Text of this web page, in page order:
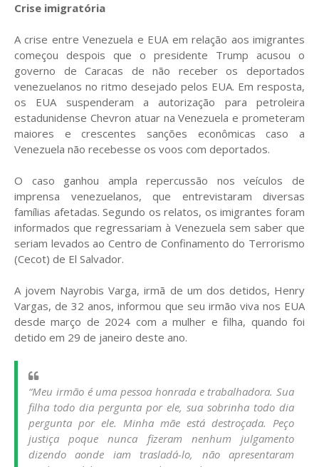
Crise imigratória
A crise entre Venezuela e EUA em relação aos imigrantes
começou despois que o presidente Trump acusou o
governo de Caracas de não receber os deportados
venezuelanos no ritmo desejado pelos EUA. Em resposta,
os EUA suspenderam a autorização para petroleira
estadunidense Chevron atuar na Venezuela e prometeram
maiores e crescentes sanções econômicas caso a
Venezuela não recebesse os voos com deportados.
O caso ganhou ampla repercussão nos veículos de
imprensa venezuelanos, que entrevistaram diversas
famílias afetadas. Segundo os relatos, os imigrantes foram
informados que regressariam à Venezuela sem saber que
seriam levados ao Centro de Confinamento do Terrorismo
(Cecot) de El Salvador.
A jovem Nayrobis Varga, irmã de um dos detidos, Henry
Vargas, de 32 anos, informou que seu irmão viva nos EUA
desde março de 2024 com a mulher e filha, quando foi
detido em 29 de janeiro deste ano.
“Meu irmão é uma pessoa honrada e trabalhadora. Sua
filha todo dia pergunta por ele, sua sobrinha todo dia
pergunta por ele. Minha mãe está destroçada. Peço
justiça poque nunca fizeram nenhum julgamento
dizendo aonde iam trasladá-lo, não apresentaram